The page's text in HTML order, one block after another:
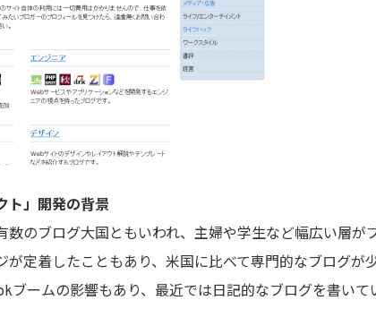
ト」開発の背景
のブログ大国ともいわれ、主婦や学生など幅広い層が
が定着したこともあり、米国に比べて専門的なブログ
ブームの影響もあり、最近では日記的なブログを書い